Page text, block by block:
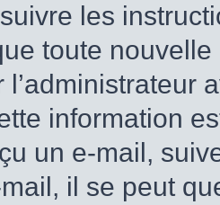
les
toute
l’administrateur
information
un e-mail,
mail, il se peut